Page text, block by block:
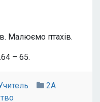
Малюємо птахів.
– 65.
2А